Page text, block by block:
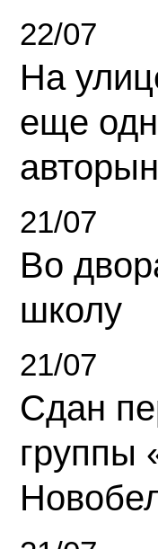
22/07
На
еще
21/07
Во
школу
21/07
Сдан
группы